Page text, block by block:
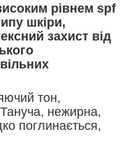
рівнем spf
шкіри,
захист від
тон,
нежирна,
поглинається,